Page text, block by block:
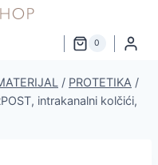
0
/ PROTETIKA /
intrakanalni kolčići,